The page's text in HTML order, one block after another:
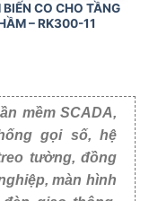
CO CHO TẦNG
– RK300-11
mềm SCADA,
gọi số, hệ
tường, đồng
màn hình